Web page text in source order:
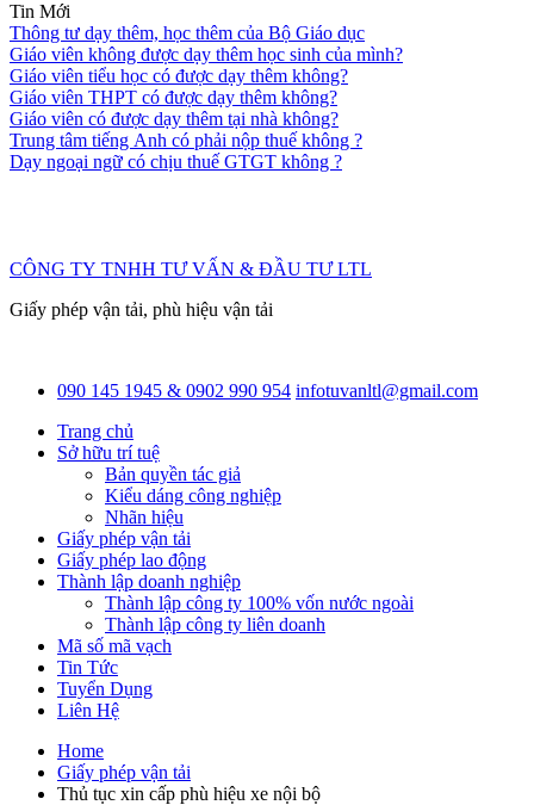
Tin Mới
Thông tư dạy thêm, học thêm của Bộ Giáo dục
Giáo viên không được dạy thêm học sinh của mình?
Giáo viên tiểu học có được dạy thêm không?
Giáo viên THPT có được dạy thêm không?
Giáo viên có được dạy thêm tại nhà không?
Trung tâm tiếng Anh có phải nộp thuế không ?
Dạy ngoại ngữ có chịu thuế GTGT không ?
CÔNG TY TNHH TƯ VẤN & ĐẦU TƯ LTL
Giấy phép vận tải, phù hiệu vận tải
090 145 1945 & 0902 990 954 infotuvanltl@gmail.com
Trang chủ
Sở hữu trí tuệ
Bản quyền tác giả
Kiểu dáng công nghiệp
Nhãn hiệu
Giấy phép vận tải
Giấy phép lao động
Thành lập doanh nghiệp
Thành lập công ty 100% vốn nước ngoài
Thành lập công ty liên doanh
Mã số mã vạch
Tin Tức
Tuyển Dụng
Liên Hệ
Home
Giấy phép vận tải
Thủ tục xin cấp phù hiệu xe nội bộ